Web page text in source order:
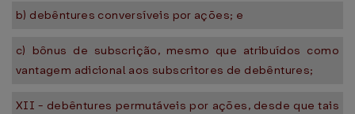
b) debêntures conversíveis por ações; e
c) bônus de subscrição, mesmo que atribuídos como
vantagem adicional aos subscritores de debêntures;
XII - debêntures permutáveis por ações, desde que tais